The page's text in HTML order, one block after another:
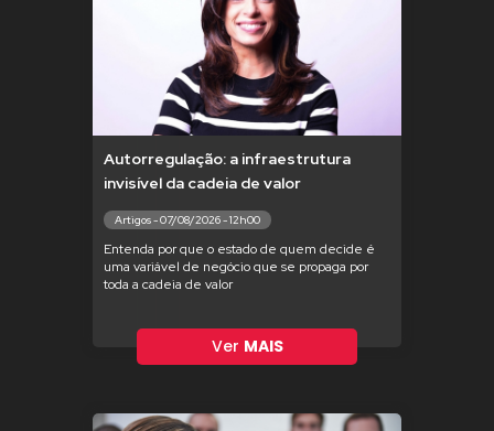
Autorregulação: a infraestrutura
invisível da cadeia de valor
Artigos - 07/08/2026 - 12h00
Entenda por que o estado de quem decide é
uma variável de negócio que se propaga por
toda a cadeia de valor
Ver MAIS